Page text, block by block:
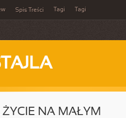
Spis Treści Tagi Tagi
ŻYCIE NA MAŁYM